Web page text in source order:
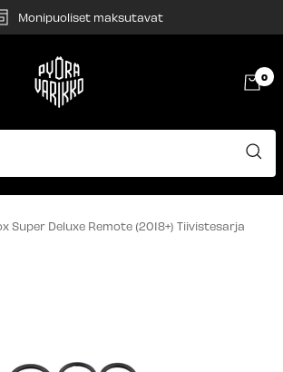
Monipuoliset maksutavat
Pyörävarikko
0
Super Deluxe Remote (2018+) Tiivistesarja